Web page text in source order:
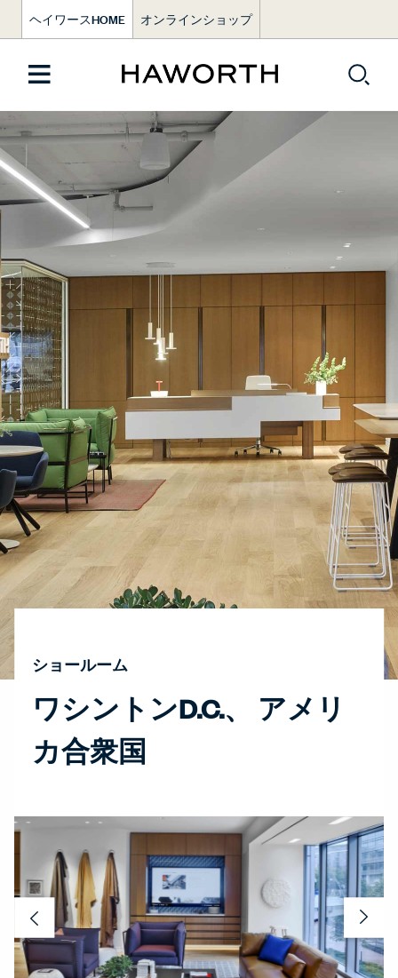
ヘイワースHOME オンラインショップ
ショールーム
ワシントンD.C.、 アメリ
カ合衆国
Previous